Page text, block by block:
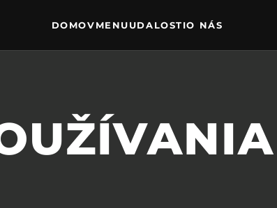
DOMOVMENUUDALOSTIO NÁS